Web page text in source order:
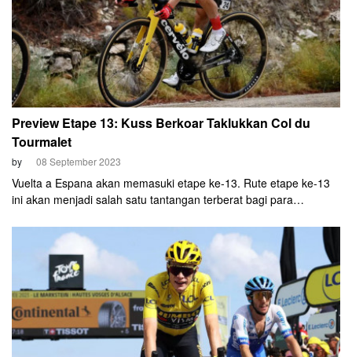
Preview Etape 13: Kuss Berkoar Taklukkan Col du
Tourmalet
by 08 September 2023
Vuelta a Espana akan memasuki etape ke-13. Rute etape ke-13
ini akan menjadi salah satu tantangan terberat bagi para
tanjakkan yang memiliki elevation gain (eg) hingga 4000 meter di
puncak Col du Tourmalet. Para pembalap general classification
(GC) akan melakukan segalanya di etape ke-13 ini demi bisa
meraih bonus waktu untuk memperbesar kemungkinan menjadi
juara di Vuelta tahun ini.